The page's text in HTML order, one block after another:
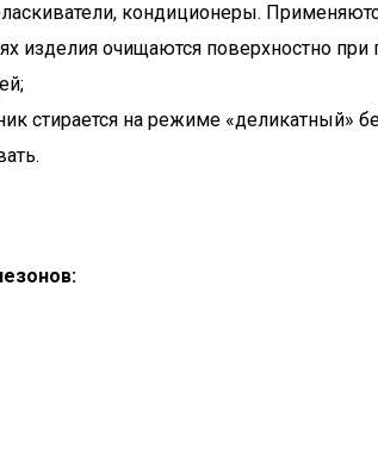
кондиционеры.
изделия очищаются поверхностно
стирается на режиме «деликатный»